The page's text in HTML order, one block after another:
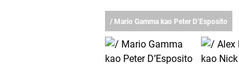
/ Mario Gamma kao Peter D’Esposito